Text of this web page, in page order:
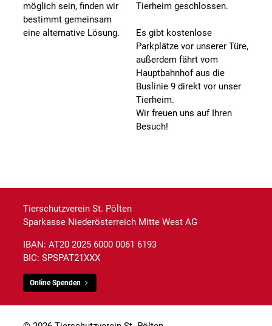
möglich sein, finden wir
bestimmt gemeinsam
eine alternative Lösung.
Tierheim geschlossen.
Es gibt kostenlose
Parkplätze vor unserer Türe,
außerdem fährt vom
Hauptbahnhof aus die
Buslinie 9 direkt vor unser
Tierheim.
Wir freuen uns auf Ihren
Besuch!
Tierschutzverein St. Pölten
Sparkasse Niederösterreich Mitte West AG
IBAN: AT20 2025 6000 0061 6193
BIC: SPSPAT21XXX
Online Spenden